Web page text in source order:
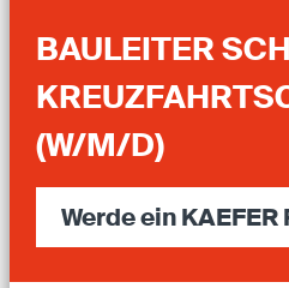
BAULEITER
(W/M/D)
Werde ein KAEFER